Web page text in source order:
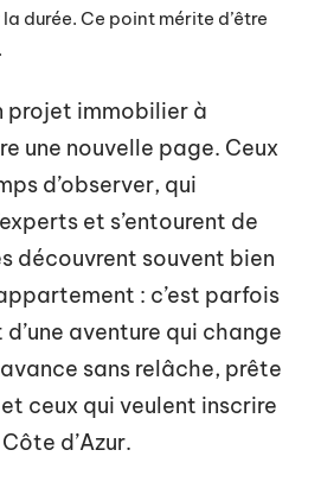
durée. Ce point mérite d’être
projet immobilier à
une nouvelle page. Ceux
d’observer, qui
et s’entourent de
découvrent souvent bien
: c’est parfois
aventure qui change
sans relâche, prête
ceux qui veulent inscrire
d’Azur.